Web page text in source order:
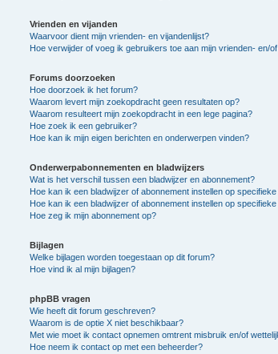
Vrienden en vijanden
Waarvoor dient mijn vrienden- en vijandenlijst?
Hoe verwijder of voeg ik gebruikers toe aan mijn vrienden- en/
Forums doorzoeken
Hoe doorzoek ik het forum?
Waarom levert mijn zoekopdracht geen resultaten op?
Waarom resulteert mijn zoekopdracht in een lege pagina?
Hoe zoek ik een gebruiker?
Hoe kan ik mijn eigen berichten en onderwerpen vinden?
Onderwerpabonnementen en bladwijzers
Wat is het verschil tussen een bladwijzer en abonnement?
Hoe kan ik een bladwijzer of abonnement instellen op
Hoe kan ik een bladwijzer of abonnement instellen op
Hoe zeg ik mijn abonnement op?
Bijlagen
Welke bijlagen worden toegestaan op dit forum?
Hoe vind ik al mijn bijlagen?
phpBB vragen
Wie heeft dit forum geschreven?
Waarom is de optie X niet beschikbaar?
Met wie moet ik contact opnemen omtrent misbruik en/of
Hoe neem ik contact op met een beheerder?